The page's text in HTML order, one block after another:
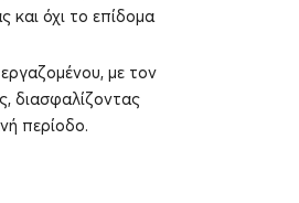
και όχι το επίδομα
με τον
διασφαλίζοντας
περίοδο.